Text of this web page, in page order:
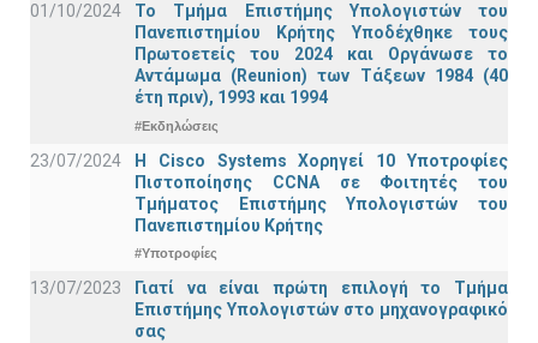
01/10/2024
Το Τμήμα Επιστήμης Υπολογιστών του
Πανεπιστημίου Κρήτης Υποδέχθηκε τους
Πρωτοετείς του 2024 και Οργάνωσε το
Αντάμωμα (Reunion) των Τάξεων 1984 (40
έτη πριν), 1993 και 1994
#Εκδηλώσεις
23/07/2024
Η Cisco Systems Χορηγεί 10 Υποτροφίες
Πιστοποίησης CCNA σε Φοιτητές του
Τμήματος Επιστήμης Υπολογιστών του
Πανεπιστημίου Κρήτης
#Υποτροφίες
13/07/2023
Γιατί να είναι πρώτη επιλογή το Τμήμα
Επιστήμης Υπολογιστών στο μηχανογραφικό
σας